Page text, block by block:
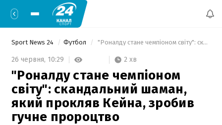
Sport News 24 Футбол "Роналду стане чемпіоном світу": скандальний шаман, який прокляв Кейна, зробив гучне пророцтво
26 червня, 10:29 2 хв
"Роналду стане чемпіоном
світу": скандальний шаман,
який прокляв Кейна, зробив
гучне пророцтво